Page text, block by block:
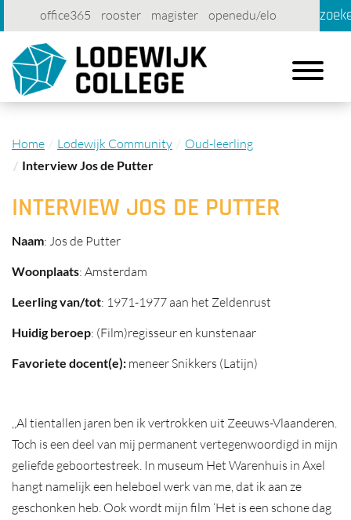
office365 rooster magister
openedu/elo
account
contact printen
Toggle
Home Lodewijk Community Oud-leerling
Interview Jos de Putter
INTERVIEW JOS DE PUTTER
Naam: Jos de Putter
Woonplaats: Amsterdam
Leerling van/tot: 1971-1977 aan het Zeldenrust
Huidig beroep: (Film)regisseur en kunstenaar
Favoriete docent(e): meneer Snikkers (Latijn)
,,Al tientallen jaren ben ik vertrokken uit Zeeuws-Vlaanderen.
Toch is een deel van mij permanent vertegenwoordigd in mijn
geliefde geboortestreek. In museum Het Warenhuis in Axel
hangt namelijk een heleboel werk van me, dat ik aan ze
geschonken heb. Ook wordt mijn film ‘Het is een schone dag